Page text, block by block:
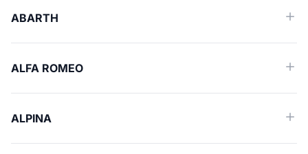
ABARTH
ALFA ROMEO
ALPINA